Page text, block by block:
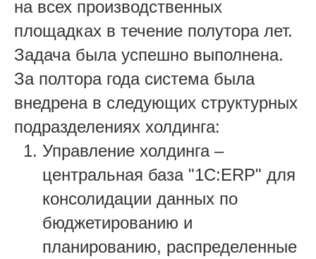
на всех производственных
площадках в течение полутора лет.
Задача была успешно выполнена.
За полтора года система была
внедрена в следующих структурных
подразделениях холдинга:
Управление холдинга –
центральная база "1С:ERP" для
консолидации данных по
бюджетированию и
планированию, распределенные